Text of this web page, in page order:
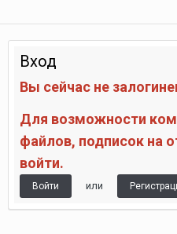
Вход
Вы сейчас не
Для возможности
файлов, подписок на
войти.
Войти или